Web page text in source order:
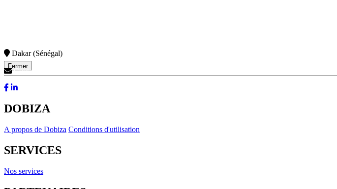
Fermer
Dakar (Sénégal)
Contactez-Nous
DOBIZA
A propos de Dobiza Conditions d'utilisation
SERVICES
Nos services